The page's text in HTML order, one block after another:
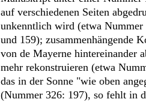
auf verschiedenen Seiten
unkenntlich wird (etwa
und 159); zusammenhängende
von de Mayerne hintereinander
mehr rekonstruieren (etwa
das in der Sonne "wie oben
(Nummer 326: 197), so fehlt in